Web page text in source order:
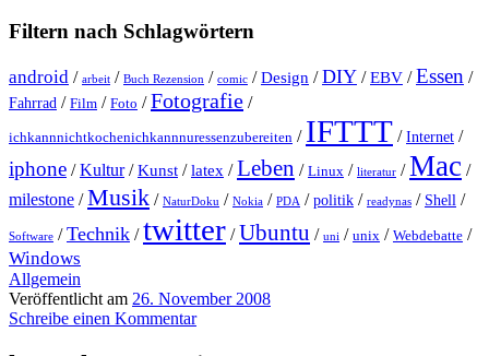
Filtern nach Schlagwörtern
android / arbeit / Buch Rezension / comic /Design /DIY /EBV /Essen /
Fahrrad / Film / Foto /Fotografie /
ichkannnichtkochenichkannnuressenzubereiten / IFTTT /Internet /
iphone /Kultur/Kunst /latex /Leben / Linux / literatur /Mac /
milestone /Musik / NaturDoku / Nokia / PDA /politik / readynas / Shell /
Software /Technik /twitter /Ubuntu / uni / unix / Webdebatte /
Windows
Allgemein
Veröffentlicht am 26. November 2008
Schreibe einen Kommentar